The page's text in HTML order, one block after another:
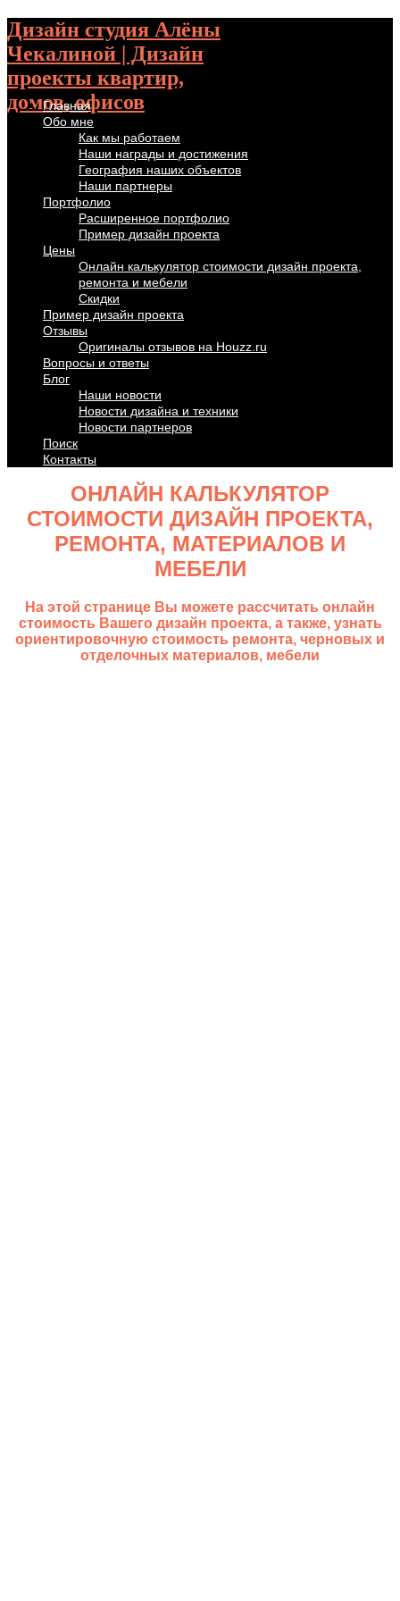
Дизайн студия Алёны
Чекалиной | Дизайн
проекты квартир,
домов, офисов
Главная
Обо мне
Как мы работаем
Наши награды и достижения
География наших объектов
Наши партнеры
Портфолио
Расширенное портфолио
Пример дизайн проекта
Цены
Онлайн калькулятор стоимости дизайн проекта,
ремонта и мебели
Скидки
Пример дизайн проекта
Отзывы
Оригиналы отзывов на Houzz.ru
Вопросы и ответы
Блог
Наши новости
Новости дизайна и техники
Новости партнеров
Поиск
Контакты
ОНЛАЙН КАЛЬКУЛЯТОР
СТОИМОСТИ ДИЗАЙН ПРОЕКТА,
РЕМОНТА, МАТЕРИАЛОВ И
МЕБЕЛИ
На этой странице Вы можете рассчитать онлайн
стоимость Вашего дизайн проекта, а также, узнать
ориентировочную стоимость ремонта, черновых и
отделочных материалов, мебели